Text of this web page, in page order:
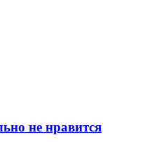
не нравится